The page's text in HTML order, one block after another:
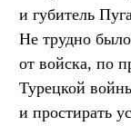
и губитель
Не трудно
от войска, по
Турецкой
и простирать